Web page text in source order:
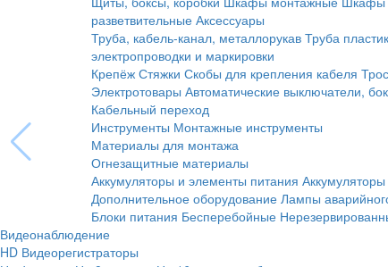
разветвительные Аксессуары
Труба, кабель-канал, металлорукав Труба
электропроводки и маркировки
Крепёж Стяжки Скобы для крепления кабеля
Электротовары Автоматические выключатели,
Кабельный переход
Инструменты Монтажные инструменты
Материалы для монтажа
Огнезащитные материалы
Аккумуляторы и элементы питания Аккумуляторы
Дополнительное оборудование Лампы
Блоки питания Бесперебойные
Видеонаблюдение
HD Видеорегистраторы